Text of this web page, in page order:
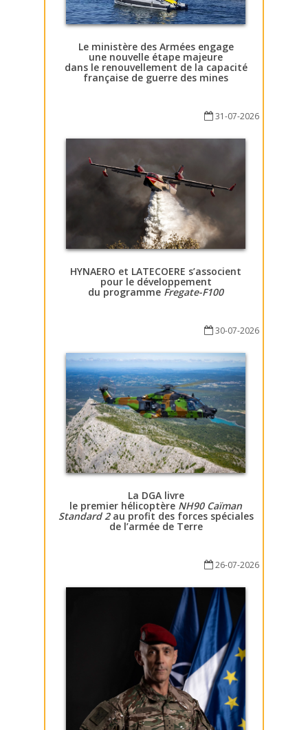
Le ministère des Armées engage
une nouvelle étape majeure
dans le renouvellement de la capacité
française de guerre des mines
31-07-2026
HYNAERO et LATECOERE s’associent
pour le développement
du programme Fregate-F100
30-07-2026
La DGA livre
le premier hélicoptère NH90 Caïman
Standard 2au profit des forces spéciales
de l’armée de Terre
26-07-2026